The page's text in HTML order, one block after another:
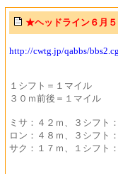
★ヘッドライン６月５
http://cwtg.jp/qabbs/
１シフト＝１マイル
３０ｍ前後＝１マイル
ミサ：４２ｍ、３シフト
ロン：４８ｍ、３シフト
サク：１７ｍ、１シフト